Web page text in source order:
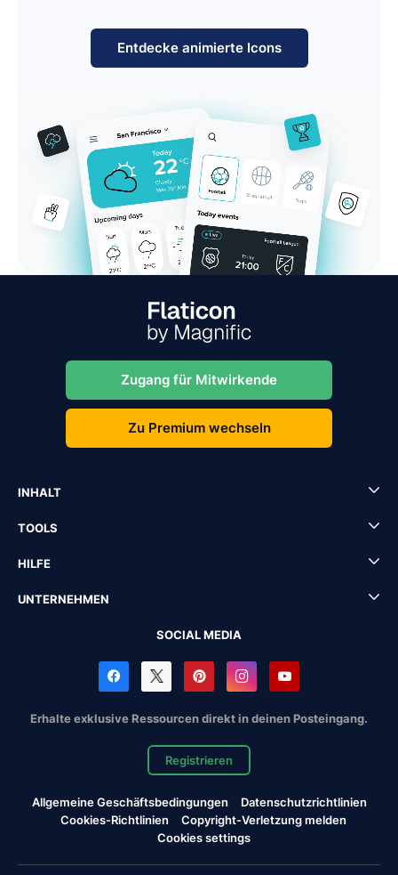
Entdecke animierte Icons
Zugang für Mitwirkende
Zu Premium wechseln
INHALT
TOOLS
HILFE
UNTERNEHMEN
SOCIAL MEDIA
Erhalte exklusive Ressourcen direkt in deinen Posteingang.
Registrieren
Allgemeine Geschäftsbedingungen
Datenschutzrichtlinien
Cookies-Richtlinien
Copyright-Verletzung melden
Cookies settings